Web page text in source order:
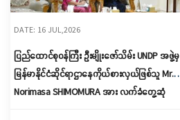
DATE: 16 JUL,2026
ပြည်ထောင်စုဝန်ကြီး ဦးမျိုးဇော်သိမ်း UNDP အဖွဲ့မှ
မြန်မာနိုင်ငံဆိုင်ရာဌာနေကိုယ်စားလှယ်ဖြစ်သူ Mr.
Norimasa SHIMOMURA အား လက်ခံတွေ့ဆုံ